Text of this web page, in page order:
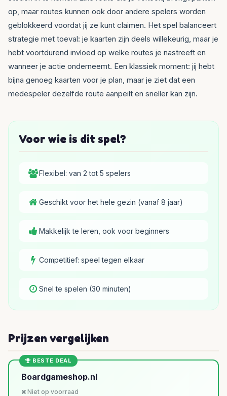
op, maar routes kunnen ook door andere spelers worden
geblokkeerd voordat jij ze kunt claimen. Het spel balanceert
strategie met toeval: je kaarten zijn deels willekeurig, maar je
hebt voortdurend invloed op welke routes je nastreeft en
wanneer je actie onderneemt. Een klassiek moment: jij hebt
bijna genoeg kaarten voor je plan, maar je ziet dat een
medespeler dezelfde route aanpeilt en sneller kan zijn.
Voor wie is dit spel?
Flexibel: van 2 tot 5 spelers
Geschikt voor het hele gezin (vanaf 8 jaar)
Makkelijk te leren, ook voor beginners
Competitief: speel tegen elkaar
Snel te spelen (30 minuten)
Prijzen vergelijken
BESTE DEAL
Boardgameshop.nl
Niet op voorraad